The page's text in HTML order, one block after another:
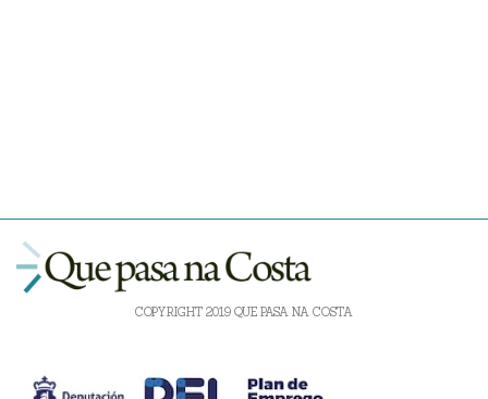
COPYRIGHT 2019 QUE PASA NA COSTA